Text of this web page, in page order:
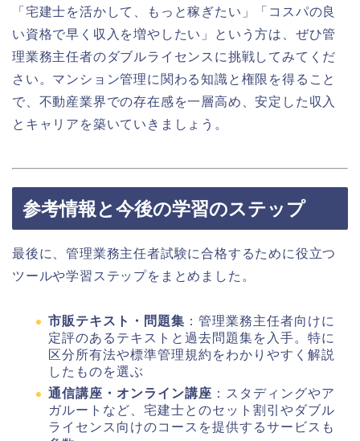
「宅建士を活かして、もっと稼ぎたい」「コスパの良
い資格で早く収入を増やしたい」という方は、ぜひ管
理業務主任者のダブルライセンスに挑戦してみてくだ
さい。マンション管理に関わる知識と権限を得ること
で、不動産業界での存在感を一層高め、安定した収入
とキャリアを築いていきましょう。
参考情報と今後の学習のステップ
最後に、管理業務主任者試験に合格するために役立つ
ツールや学習ステップをまとめました。
市販テキスト・問題集 ：管理業務主任者向けに
定評のあるテキストと過去問題集を入手。特に
区分所有法や標準管理規約をわかりやすく解説
したものを選ぶ
通信講座・オンライン講座 ：スタディングやア
ガルートなど、宅建士とのセット割引やダブル
ライセンス向けのコースを提供するサービスも